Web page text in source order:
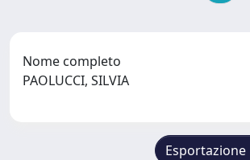
Nome completo
PAOLUCCI, SILVIA
Esportazione